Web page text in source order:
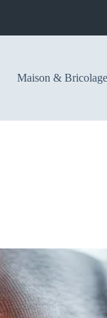
Maison & Bricolage